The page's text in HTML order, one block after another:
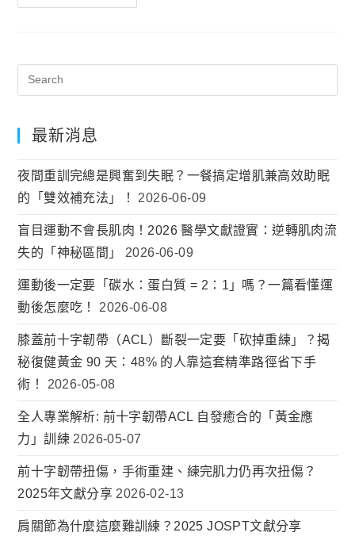
最新消息
夜間重訓完總是興奮到失眠？一餐搞定增肌兼高效助眠
的「雙效補充法」！
2026-06-09
盲目運動不會長肌肉！2026 醫學文獻證實：逆轉肌肉流
失的「神秘區間」
2026-06-09
運動後一定要「碳水：蛋白質 = 2：1」嗎？一篇看懂運
動後怎麼吃！
2026-06-08
膝蓋前十字韌帶（ACL）斷裂一定要「砍掉重練」？揭
秘復健黃金 90 天：48% 的人靠這套精準路徑省下手
術！
2026-05-08
全人專業解析: 前十字韌帶ACL 自發癒合的「黃金應
力」訓練 2026-05-07
前十字韌帶扭傷，手術重建、練完肌力仍再次扭傷？
2025年文獻分享 2026-02-13
肩關節為什麼這麼難訓練？2025 JOSPT文獻分享